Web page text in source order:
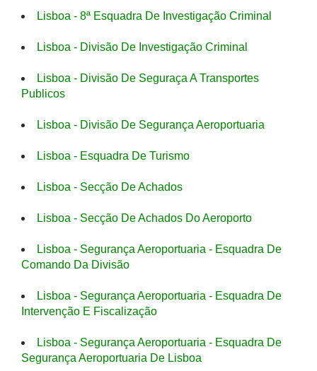
Lisboa - 8ª Esquadra De Investigação Criminal
Lisboa - Divisão De Investigação Criminal
Lisboa - Divisão De Seguraça A Transportes
Publicos
Lisboa - Divisão De Segurança Aeroportuaria
Lisboa - Esquadra De Turismo
Lisboa - Secção De Achados
Lisboa - Secção De Achados Do Aeroporto
Lisboa - Segurança Aeroportuaria - Esquadra De
Comando Da Divisão
Lisboa - Segurança Aeroportuaria - Esquadra De
Intervenção E Fiscalização
Lisboa - Segurança Aeroportuaria - Esquadra De
Segurança Aeroportuaria De Lisboa